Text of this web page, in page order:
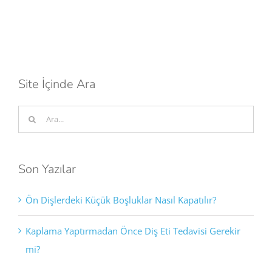
Site İçinde Ara
Ara:
Son Yazılar
Ön Dişlerdeki Küçük Boşluklar Nasıl Kapatılır?
Kaplama Yaptırmadan Önce Diş Eti Tedavisi Gerekir
mi?